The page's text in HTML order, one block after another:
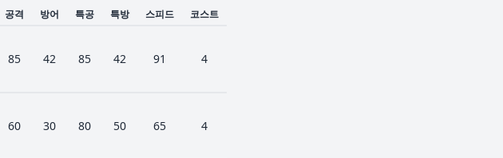
공격 방어 특공 특방 스피드 코스트
85 42 85 42 91 4
60 30 80 50 65 4